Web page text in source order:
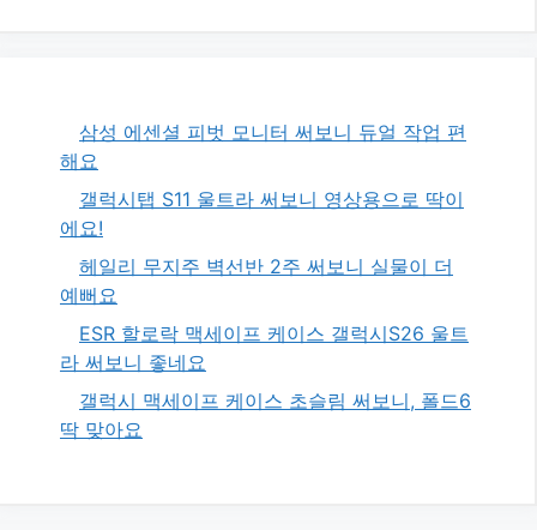
삼성 에센셜 피벗 모니터 써보니 듀얼 작업 편
해요
갤럭시탭 S11 울트라 써보니 영상용으로 딱이
에요!
헤일리 무지주 벽선반 2주 써보니 실물이 더
예뻐요
ESR 할로락 맥세이프 케이스 갤럭시S26 울트
라 써보니 좋네요
갤럭시 맥세이프 케이스 초슬림 써보니, 폴드6
딱 맞아요